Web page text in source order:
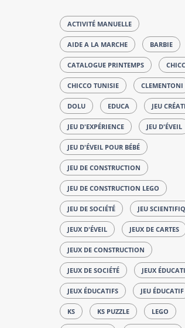
ACTIVITÉ MANUELLE
AIDE A LA MARCHE BARBIE
CATALOGUE PRINTEMPS
CHICCO TUNISIE CLEMENTONI
DOLU EDUCA JEU
JEU D'EXPÉRIENCE JEU D'ÉVEIL
JEU D'ÉVEIL POUR BÉBÉ
JEU DE CONSTRUCTION
JEU DE CONSTRUCTION LEGO
JEU DE SOCIÉTÉ JEU
JEUX D'ÉVEIL JEUX DE CARTES
JEUX DE CONSTRUCTION
JEUX DE SOCIÉTÉ JEUX
JEUX ÉDUCATIFS JEU ÉDUCATIF
KS KS PUZZLE LEGO